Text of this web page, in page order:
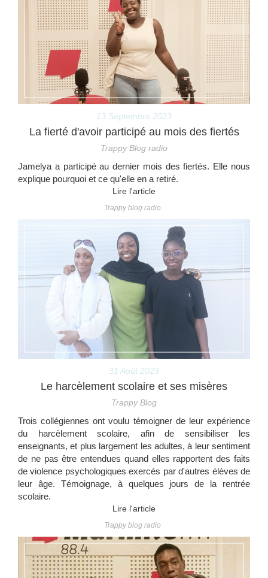
13 Septembre 2023
La fierté d'avoir participé au mois des fiertés
Trappy Blog radio
Jamelya a participé au dernier mois des fiertés. Elle nous
explique pourquoi et ce qu'elle en a retiré.
Lire l'article
Trappy blog radio
31 Août 2023
Le harcèlement scolaire et ses misères
Trappy Blog
Trois collégiennes ont voulu témoigner de leur expérience
du harcèlement scolaire, afin de sensibiliser les
enseignants, et plus largement les adultes, à leur sentiment
de ne pas être entendues quand elles rapportent des faits
de violence psychologiques exercés par d'autres élèves de
leur âge. Témoignage, à quelques jours de la rentrée
scolaire.
Lire l'article
Trappy blog radio